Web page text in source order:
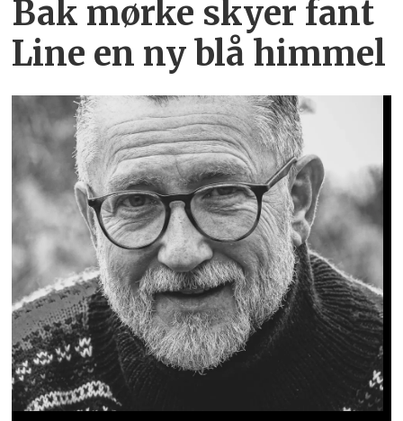
Bak mørke skyer fant
Line en ny blå himmel